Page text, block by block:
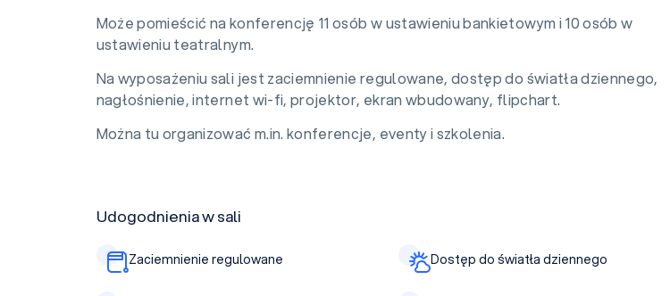
Może pomieścić na konferencję 11 osób w ustawieniu bankietowym i 10 osób w
ustawieniu teatralnym.
Na wyposażeniu sali jest zaciemnienie regulowane, dostęp do światła dziennego,
nagłośnienie, internet wi-fi, projektor, ekran wbudowany, flipchart.
Można tu organizować m.in. konferencje, eventy i szkolenia.
Udogodnienia w sali
Zaciemnienie regulowane Dostęp do światła dziennego